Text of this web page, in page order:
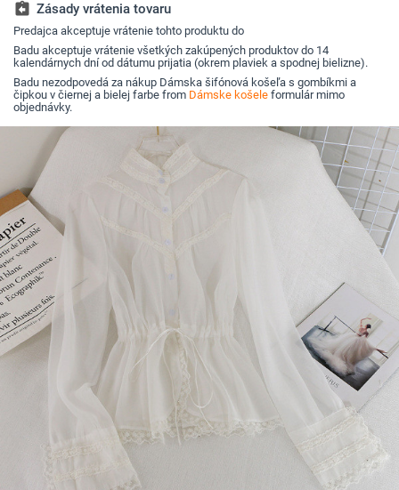
vrchné oblečenie
assignment_return Zásady vrátenia tovaru
Predajca akceptuje vrátenie tohto produktu do
Badu akceptuje vrátenie všetkých zakúpených produktov do 14
kalendárnych dní od dátumu prijatia (okrem plaviek a spodnej bielizne).
Badu nezodpovedá za nákup Dámska šifónová košeľa s gombíkmi a
čipkou v čiernej a bielej farbe from Dámske košele formulár mimo
objednávky.